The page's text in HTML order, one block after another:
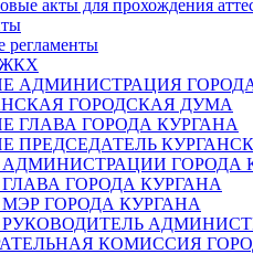
акты для прохождения
регламенты
ЖКХ
АДМИНИСТРАЦИЯ
ГОРОДСКАЯ ДУМА
ГЛАВА ГОРОДА КУРГАНА
ПРЕДСЕДАТЕЛЬ
ГОРОДА
ГОРОДА КУРГАНА
ГОРОДА КУРГАНА
КОМИССИЯ